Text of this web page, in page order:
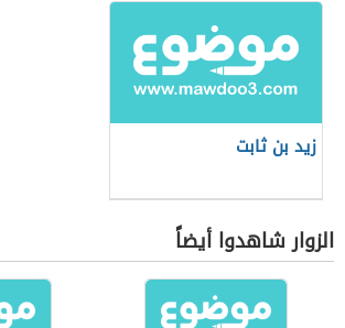
زيد بن ثابت
الزوار شاهدوا أيضاً